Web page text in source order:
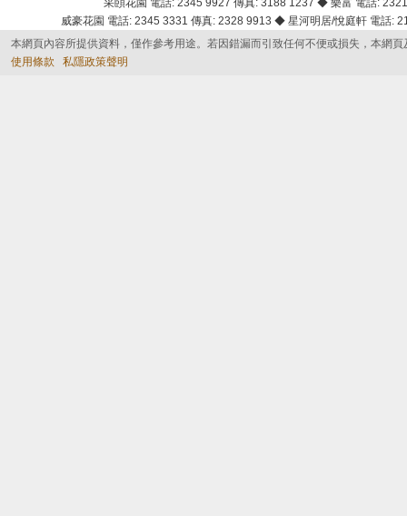
采頣花園 電話: 2345 9927 傳真: 3188 1237 ◆ 樂富 電話:
威豪花園 電話: 2345 3331 傳真: 2328 9913 ◆ 星河明居/悅庭軒 電話
本網頁內容所提供資料，僅作參考用途。若因錯漏而引致任何不便或損失，本網
使用條款
私隱政策聲明